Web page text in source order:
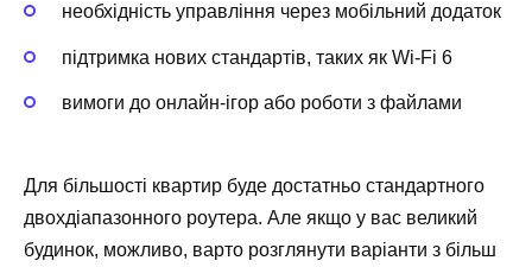
необхідність управління через мобільний додаток
підтримка нових стандартів, таких як Wi-Fi 6
вимоги до онлайн-ігор або роботи з файлами
Для більшості квартир буде достатньо стандартного
двохдіапазонного роутера. Але якщо у вас великий
будинок, можливо, варто розглянути варіанти з більш